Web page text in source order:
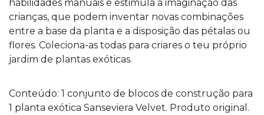
habilidades manuais e estimula a imaginação das
crianças, que podem inventar novas combinações
entre a base da planta e a disposição das pétalas ou
flores. Coleciona-as todas para criares o teu próprio
jardim de plantas exóticas.
Conteúdo: 1 conjunto de blocos de construção para
1 planta exótica Sanseviera Velvet. Produto original.